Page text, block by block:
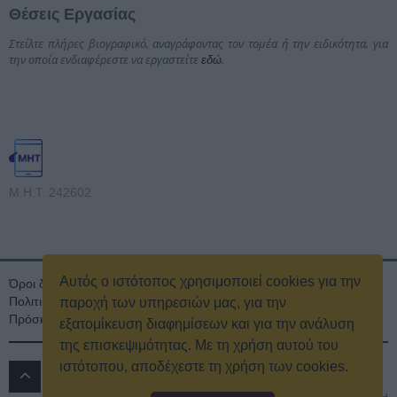
Αυτός ο ιστότοπος χρησιμοποιεί cookies για την
παροχή των υπηρεσιών μας, για την
εξατομίκευση διαφημίσεων και για την ανάλυση
της επισκεψιμότητας. Με τη χρήση αυτού του
ιστότοπου, αποδέχεστε τη χρήση των cookies.
Θέσεις Εργασίας
Στείλτε πλήρες βιογραφικό, αναγράφοντας τον τομέα ή την ειδικότητα, για
την οποία ενδιαφέρεστε να εργαστείτε εδώ.
Μ.Η.Τ. 242602
Όροι διαγωνισμού Όροι Χρήσης
Ταυτότητα
Πολιτική Απορρήτου & Cookies
Επικοινωνία
Οικονομικά στοιχεία
Πρόσκληση τακτικής γενικής συνέλευσης
Κρατική Διαφήμιση